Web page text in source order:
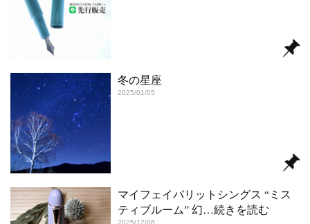
冬の星座
2025/01/05
マイフェイバリットシングス “ミス
ティブルーム” 幻…続きを読む
2025/12/06